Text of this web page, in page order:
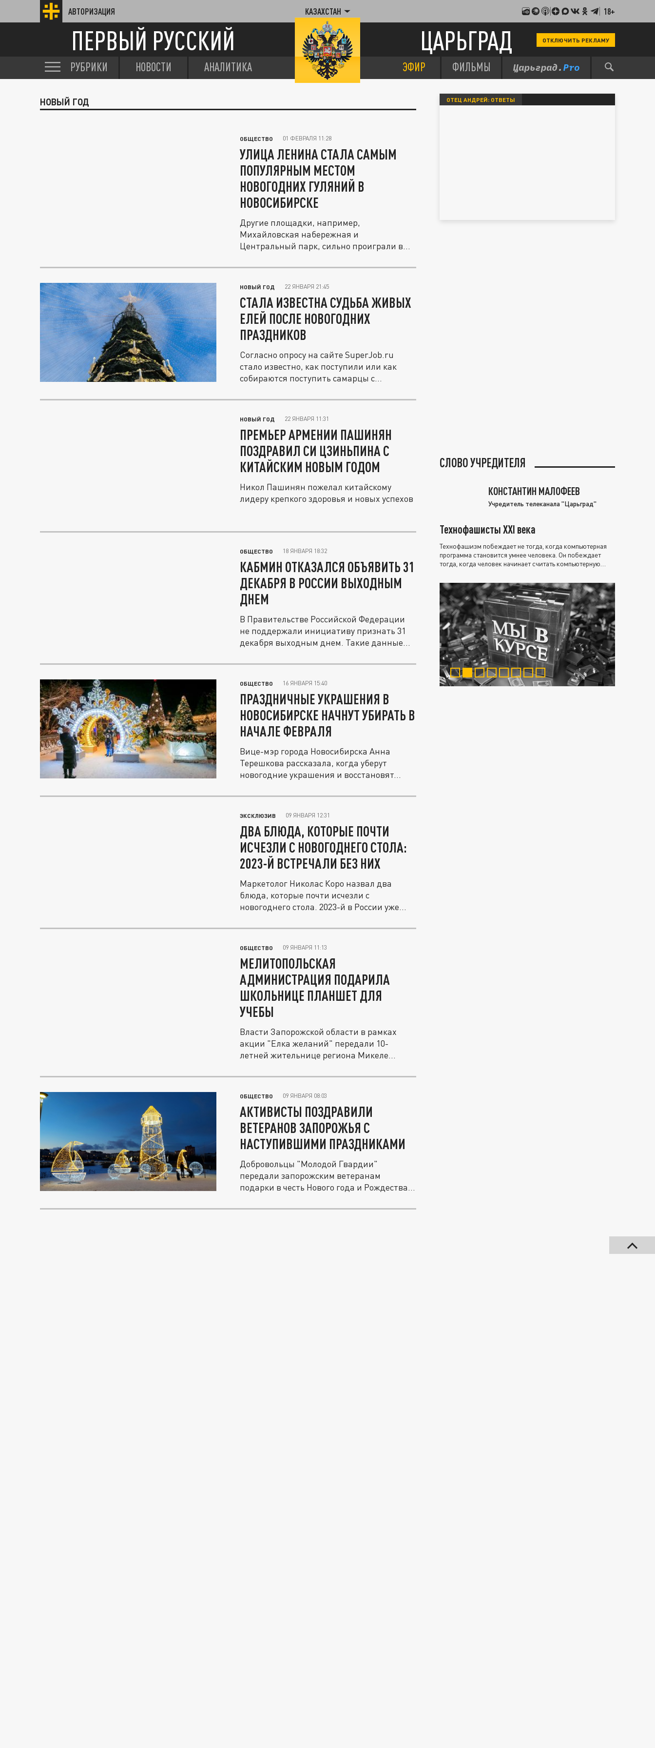
АВТОРИЗАЦИЯ КАЗАХСТАН 18+
ПЕРВЫЙ РУССКИЙ ЦАРЬГРАД ОТКЛЮЧИТЬ РЕКЛАМУ
РУБРИКИ НОВОСТИ АНАЛИТИКА ЭФИР ФИЛЬМЫ
НОВЫЙ ГОД
ОБЩЕСТВО 01 ФЕВРАЛЯ 11:28
УЛИЦА ЛЕНИНА СТАЛА САМЫМ
ПОПУЛЯРНЫМ МЕСТОМ
НОВОГОДНИХ ГУЛЯНИЙ В
НОВОСИБИРСКЕ
Другие площадки, например,
Михайловская набережная и
Центральный парк, сильно проиграли в
НОВЫЙ ГОД 22 ЯНВАРЯ 21:45
СТАЛА ИЗВЕСТНА СУДЬБА ЖИВЫХ
ЕЛЕЙ ПОСЛЕ НОВОГОДНИХ
ПРАЗДНИКОВ
Согласно опросу на сайте SuperJob.ru
стало известно, как поступили или как
собираются поступить самарцы с...
НОВЫЙ ГОД 22 ЯНВАРЯ 11:31
ПРЕМЬЕР АРМЕНИИ ПАШИНЯН
ПОЗДРАВИЛ СИ ЦЗИНЬПИНА С
КИТАЙСКИМ НОВЫМ ГОДОМ
Никол Пашинян пожелал китайскому
лидеру крепкого здоровья и новых успехов
ОБЩЕСТВО 18 ЯНВАРЯ 18:32
КАБМИН ОТКАЗАЛСЯ ОБЪЯВИТЬ 31
ДЕКАБРЯ В РОССИИ ВЫХОДНЫМ
ДНЕМ
В Правительстве Российской Федерации
не поддержали инициативу признать 31
декабря выходным днем. Такие данные...
ОБЩЕСТВО 16 ЯНВАРЯ 15:40
ПРАЗДНИЧНЫЕ УКРАШЕНИЯ В
НОВОСИБИРСКЕ НАЧНУТ УБИРАТЬ В
НАЧАЛЕ ФЕВРАЛЯ
Вице-мэр города Новосибирска Анна
Терешкова рассказала, когда уберут
новогодние украшения и восстановят...
ЭКСКЛЮЗИВ 09 ЯНВАРЯ 12:31
ДВА БЛЮДА, КОТОРЫЕ ПОЧТИ
ИСЧЕЗЛИ С НОВОГОДНЕГО СТОЛА:
2023-Й ВСТРЕЧАЛИ БЕЗ НИХ
Маркетолог Николас Коро назвал два
блюда, которые почти исчезли с
новогоднего стола. 2023-й в России уже...
ОБЩЕСТВО 09 ЯНВАРЯ 11:13
МЕЛИТОПОЛЬСКАЯ
АДМИНИСТРАЦИЯ ПОДАРИЛА
ШКОЛЬНИЦЕ ПЛАНШЕТ ДЛЯ
УЧЕБЫ
Власти Запорожской области в рамках
акции "Елка желаний" передали 10-
летней жительнице региона Микеле
ОБЩЕСТВО 09 ЯНВАРЯ 08:03
АКТИВИСТЫ ПОЗДРАВИЛИ
ВЕТЕРАНОВ ЗАПОРОЖЬЯ С
НАСТУПИВШИМИ ПРАЗДНИКАМИ
Добровольцы "Молодой Гвардии"
передали запорожским ветеранам
подарки в честь Нового года и Рождества.
ОТЕЦ АНДРЕЙ: ОТВЕТЫ
СЛОВО УЧРЕДИТЕЛЯ
КОНСТАНТИН МАЛОФЕЕВ
Учредитель телеканала "Царьград"
Технофашисты XXI века
Технофашизм побеждает не тогда, когда компьютерная
программа становится умнее человека. Он побеждает
тогда, когда человек начинает считать компьютерную